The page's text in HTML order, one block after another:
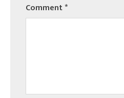
Comment*